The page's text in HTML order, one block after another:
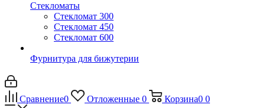
Стекломаты
Стекломат 300
Стекломат 450
Стекломат 600
Фурнитура для бижутерии
Сравнение0 Отложенные 0 Корзина0 0